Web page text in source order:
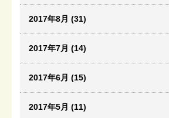
2017年8月 (31)
2017年7月 (14)
2017年6月 (15)
2017年5月 (11)